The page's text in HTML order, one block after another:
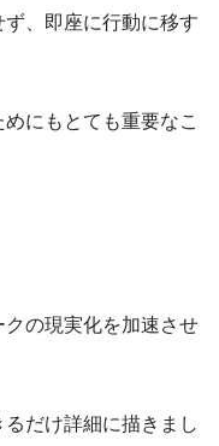
、即座に行動に移す
にもとても重要なこ
の現実化を加速させ
だけ詳細に描きまし